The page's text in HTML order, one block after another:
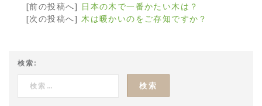
[前の投稿へ] 日本の木で一番かたい木は？
[次の投稿へ]木は暖かいのをご存知ですか？
検索: